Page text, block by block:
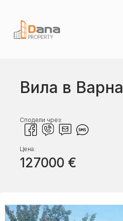
Вила в Варна
Сподели чрез:
Цена:
127000 €